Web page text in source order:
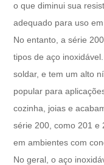
o que diminui sua
adequado para uso
No entanto, a série
tipos de aço
soldar, e tem um alto
popular para
cozinha, joias e
série 200, como 201 e
em ambientes com
No geral, o aço